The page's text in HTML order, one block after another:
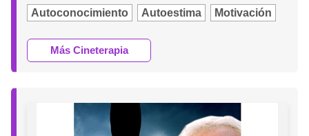
Autoconocimiento Autoestima Motivación
Más Cineterapia